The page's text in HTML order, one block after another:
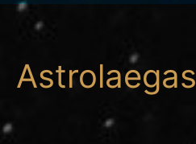
Astrolaegas